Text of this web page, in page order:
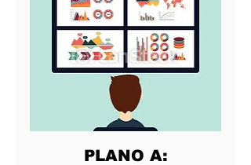
PLANO A: